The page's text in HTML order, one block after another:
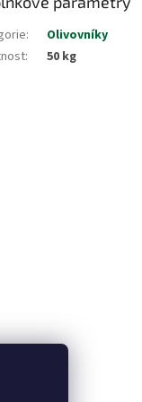
:
Olivovníky
: 50 kg